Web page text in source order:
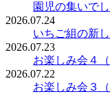
園児の集いで
2026.07.24
いちご組の新
2026.07.23
お楽しみ会４
2026.07.22
お楽しみ会３